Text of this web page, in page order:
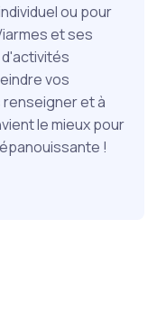
ou pour
et ses
vos
et à
le mieux pour
!